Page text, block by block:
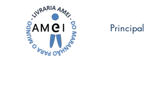
Principal